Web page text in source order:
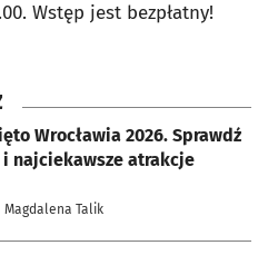
Wstęp jest bezpłatny!
Wrocławia 2026. Sprawdź
i najciekawsze atrakcje
| Magdalena Talik